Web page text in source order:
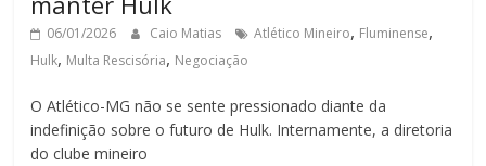
06/01/2026 Caio Matias Atlético Mineiro, Fluminense,
Hulk, Multa Rescisória, Negociação
O Atlético-MG não se sente pressionado diante da
indefinição sobre o futuro de Hulk. Internamente, a diretoria
do clube mineiro